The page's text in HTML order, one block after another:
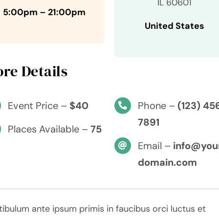
5:00pm – 21:00pm
IL 60601
United States
Details
Event Price – $40
Places Available – 75
Phone – (123)
7891
Email –
domain.com
ante ipsum primis in faucibus orci luctus et